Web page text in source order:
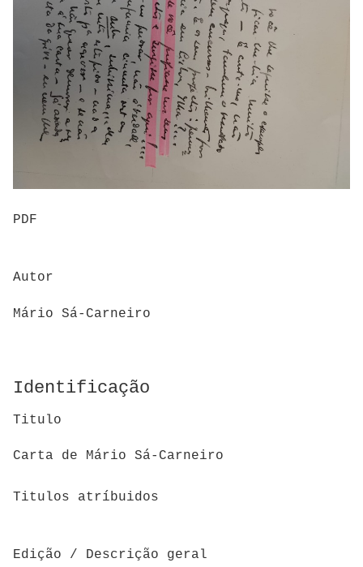
PDF
Autor
Mário Sá-Carneiro
Identificação
Titulo
Carta de Mário Sá-Carneiro
Titulos atríbuidos
Edição / Descrição geral